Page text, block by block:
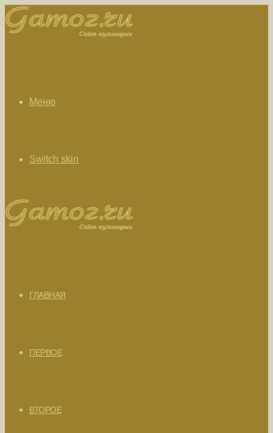
Меню
Switch skin
ГЛАВНАЯ
ПЕРВОЕ
ВТОРОЕ